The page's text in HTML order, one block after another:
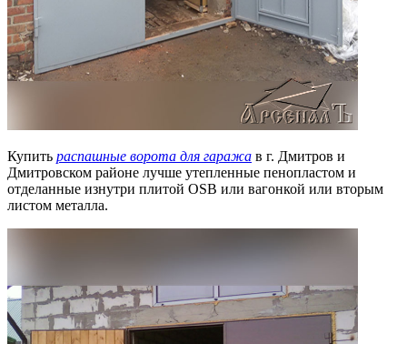
Купить распашные ворота для гаража в г. Дмитров и
Дмитровском районе лучше утепленные пенопластом и
отделанные изнутри плитой OSB или вагонкой или вторым
листом металла.